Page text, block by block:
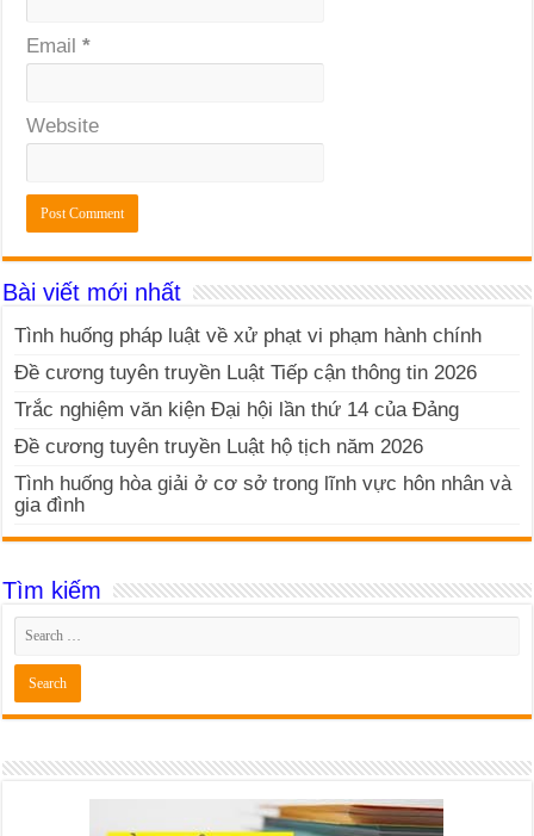
Email*
Website
Bài viết mới nhất
Tình huống pháp luật về xử phạt vi phạm hành chính
Đề cương tuyên truyền Luật Tiếp cận thông tin 2026
Trắc nghiệm văn kiện Đại hội lần thứ 14 của Đảng
Đề cương tuyên truyền Luật hộ tịch năm 2026
Tình huống hòa giải ở cơ sở trong lĩnh vực hôn nhân và
gia đình
Tìm kiếm